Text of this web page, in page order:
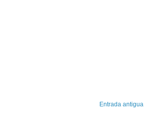
Entrada antigua